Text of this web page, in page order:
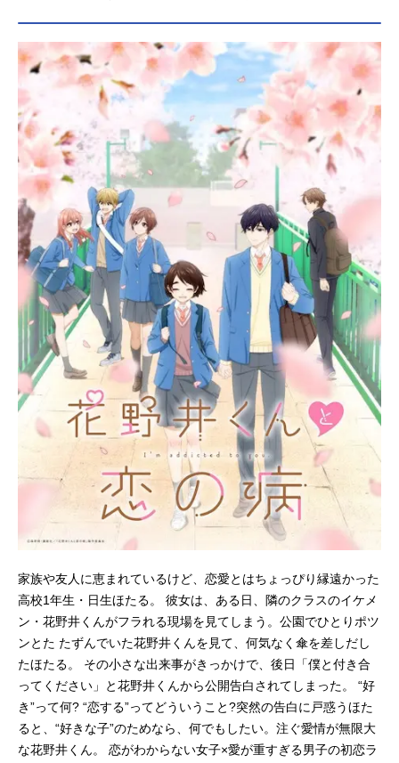
家族や友人に恵まれているけど、恋愛とはちょっぴり縁遠かった
高校1年生・日生ほたる。 彼女は、ある日、隣のクラスのイケメ
ン・花野井くんがフラれる現場を見てしまう。公園でひとりポツ
ンとた たずんでいた花野井くんを見て、何気なく傘を差しだし
たほたる。 その小さな出来事がきっかけで、後日「僕と付き合
ってください」と花野井くんから公開告白されてしまった。 “好
き”って何? “恋する”ってどういうこと?突然の告白に戸惑うほた
ると、“好きな子”のためなら、何でもしたい。注ぐ愛情が無限大
な花野井くん。 恋がわからない女子×愛が重すぎる男子の初恋ラ